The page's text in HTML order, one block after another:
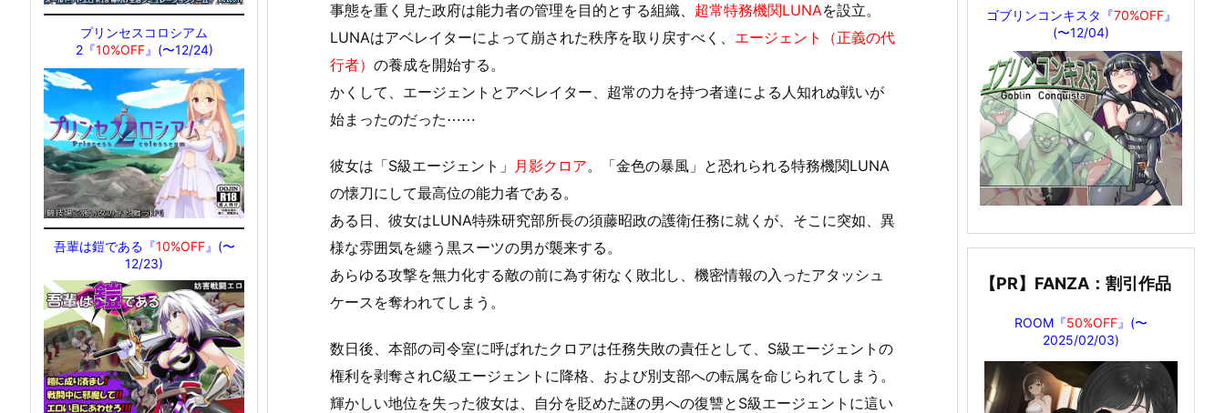
事態を重く見た政府は能力者の管理を目的とする組織、 超常特務機関LUNAを設立。
LUNAはアベレイターによって崩された秩序を取り戻すべく、 エージェント（正義の代
行者） の養成を開始する。
かくして、エージェントとアベレイター、超常の力を持つ者達による人知れぬ戦いが
始まったのだった⋯⋯
彼女は「S級エージェント」 月影クロア。「金色の暴風」と恐れられる特務機関LUNA
の懐刀にして最高位の能力者である。
ある日、彼女はLUNA特殊研究部所長の須藤昭政の護衛任務に就くが、そこに突如、異
様な雰囲気を纏う黒スーツの男が襲来する。
あらゆる攻撃を無力化する敵の前に為す術なく敗北し、機密情報の入ったアタッシュ
ケースを奪われてしまう。
数日後、本部の司令室に呼ばれたクロアは任務失敗の責任として、S級エージェントの
権利を剥奪されC級エージェントに降格、および別支部への転属を命じられてしまう。
輝かしい地位を失った彼女は、自分を貶めた謎の男への復讐とS級エージェントに這い
プリンセスコロシアム
2『10%OFF』(〜12/24)
吾輩は鎧である『10%OFF』(〜
12/23)
ゴブリンコンキスタ『70%OFF』
(〜12/04)
【PR】FANZA：割引作品
ROOM『50%OFF』(〜
2025/02/03)